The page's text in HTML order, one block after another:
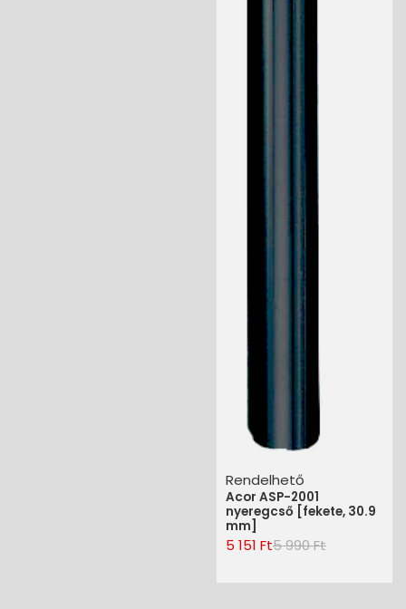
Rendelhető
Acor ASP-2001
nyeregcső [fekete, 30.9
mm]
5 151 Ft5 990 Ft